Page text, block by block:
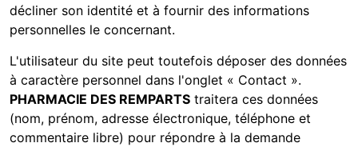
décliner son identité et à fournir des informations
personnelles le concernant.
L'utilisateur du site peut toutefois déposer des données
à caractère personnel dans l'onglet « Contact ».
PHARMACIE DES REMPARTS traitera ces données
(nom, prénom, adresse électronique, téléphone et
commentaire libre) pour répondre à la demande